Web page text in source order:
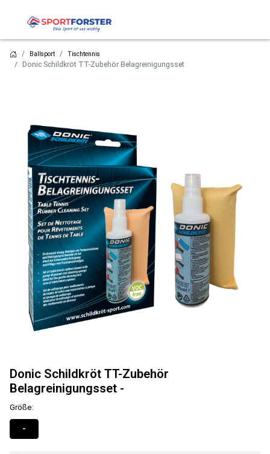
Ballsport Tischtennis
Donic Schildkröt TT-Zubehör Belagreinigungsset
Donic Schildkröt TT-Zubehör
Belagreinigungsset -
Größe:
-